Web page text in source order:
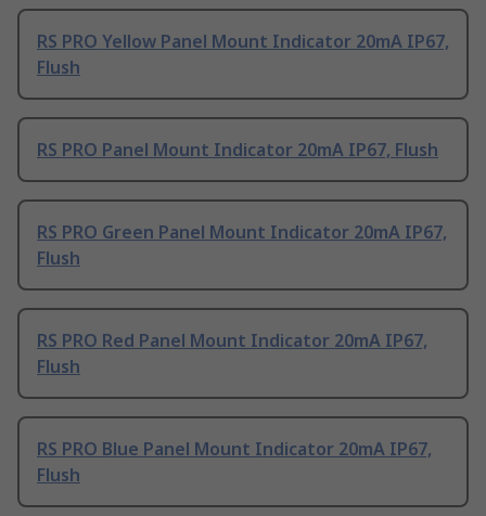
RS PRO Yellow Panel Mount Indicator 20mA IP67,
Flush
RS PRO Panel Mount Indicator 20mA IP67, Flush
RS PRO Green Panel Mount Indicator 20mA IP67,
Flush
RS PRO Red Panel Mount Indicator 20mA IP67,
Flush
RS PRO Blue Panel Mount Indicator 20mA IP67,
Flush